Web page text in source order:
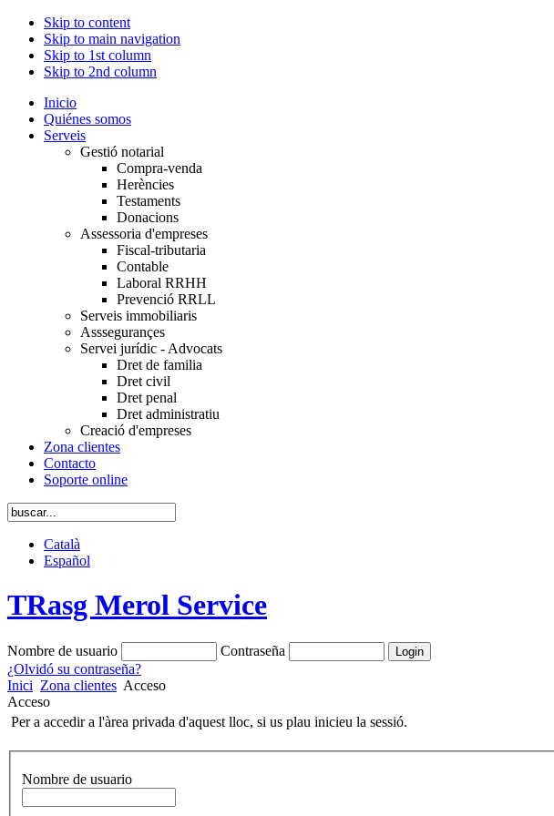
Skip to content
Skip to main navigation
Skip to 1st column
Skip to 2nd column
Inicio
Quiénes somos
Serveis
Gestió notarial
Compra-venda
Herències
Testaments
Donacions
Assessoria d'empreses
Fiscal-tributaria
Contable
Laboral RRHH
Prevenció RRLL
Serveis immobiliaris
Asssegurançes
Servei jurídic - Advocats
Dret de familia
Dret civil
Dret penal
Dret administratiu
Creació d'empreses
Zona clientes
Contacto
Soporte online
Català
Español
TRasg Merol Service
Nombre de usuario
Contraseña
¿Olvidó su contraseña?
Inici Zona clientes Acceso
Acceso
Per a accedir a l'àrea privada d'aquest lloc, si us plau inicieu la sessió.
Nombre de usuario